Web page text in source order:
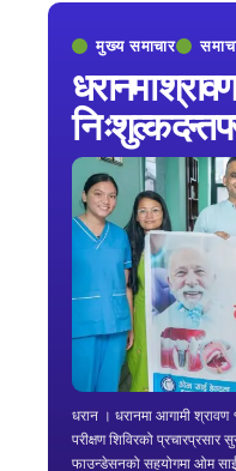
मुख्य समाचार
धरानमा
निःशुल्क दन्त
धरान । धरानमा आगामी
परीक्षण शिविरको
फाउन्डेसनको सहयोगमा ओम